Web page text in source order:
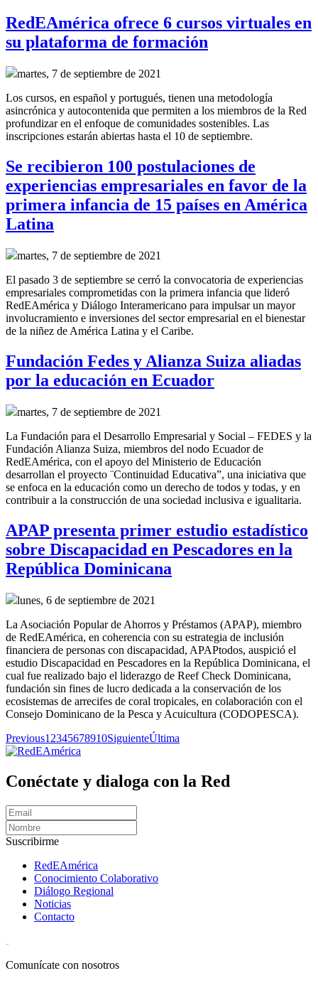
RedEAmérica ofrece 6 cursos virtuales en
su plataforma de formación
martes, 7 de septiembre de 2021
Los cursos, en español y portugués, tienen una metodología
asincrónica y autocontenida que permiten a los miembros de la Red
profundizar en el enfoque de comunidades sostenibles. Las
inscripciones estarán abiertas hasta el 10 de septiembre.
Se recibieron 100 postulaciones de
experiencias empresariales en favor de la
primera infancia de 15 países en América
Latina
martes, 7 de septiembre de 2021
El pasado 3 de septiembre se cerró la convocatoria de experiencias
empresariales comprometidas con la primera infancia que lideró
RedEAmérica y Diálogo Interamericano para impulsar un mayor
involucramiento e inversiones del sector empresarial en el bienestar
de la niñez de América Latina y el Caribe.
Fundación Fedes y Alianza Suiza aliadas
por la educación en Ecuador
martes, 7 de septiembre de 2021
La Fundación para el Desarrollo Empresarial y Social – FEDES y la
Fundación Alianza Suiza, miembros del nodo Ecuador de
RedEAmérica, con el apoyo del Ministerio de Educación
desarrollan el proyecto ¨Continuidad Educativa”, una iniciativa que
se enfoca en la educación como un derecho de todos y todas, y en
contribuir a la construcción de una sociedad inclusiva e igualitaria.
APAP presenta primer estudio estadístico
sobre Discapacidad en Pescadores en la
República Dominicana
lunes, 6 de septiembre de 2021
La Asociación Popular de Ahorros y Préstamos (APAP), miembro
de RedEAmérica, en coherencia con su estrategia de inclusión
financiera de personas con discapacidad, APAPtodos, auspició el
estudio Discapacidad en Pescadores en la República Dominicana, el
cual fue realizado bajo el liderazgo de Reef Check Dominicana,
fundación sin fines de lucro dedicada a la conservación de los
ecosistemas de arrecifes de coral tropicales, en colaboración con el
Consejo Dominicano de la Pesca y Acuicultura (CODOPESCA).
Previous1 2345678910SiguienteÚltima
Conéctate y dialoga con la Red
Suscribirme
RedEAmérica
Conocimiento Colaborativo
Diálogo Regional
Noticias
Contacto
Comunícate con nosotros